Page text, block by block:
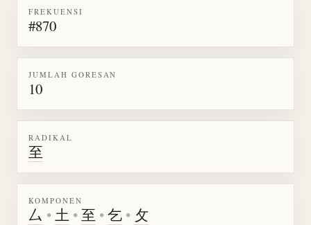
FREKUENSI
#870
JUMLAH GORESAN
10
RADIKAL
至
KOMPONEN
厶 •土 •至 •乞 • 攵